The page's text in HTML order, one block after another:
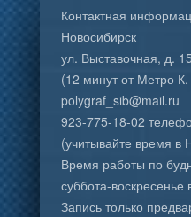
Контактная
Новосибирск
ул. Выставочная, д.
(12 минут от Метро
polygraf_sib@mail.ru
923-775-18-02
(учитывайте время в
Время работы по
суббота-
Запись только